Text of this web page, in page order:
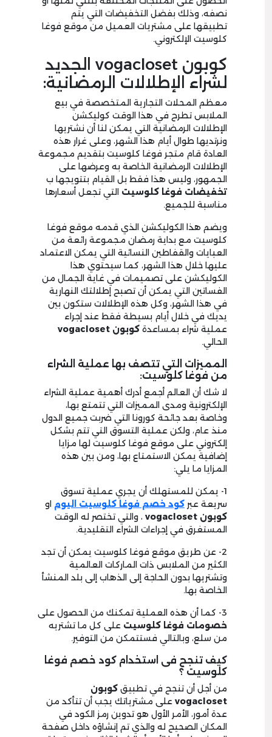
نصفه، وذلك بفضل التخفيضات التي يتم
تطبيقها على مشتريات العميل من موقع فوغا
كلوسيت الإلكتروني.
كوبون vogacloset الجديد
لشراء الإطلالات الرمضانية:
معظم المحلات التجارية المتخصصة في بيع
الملابس تطرح في هذا الوقت كوليكشن
الإطلالات الرمضانية التي يمكن لنا أن نشتريها
ونرتديها طوال أيام هذا الشهر، وعلى غرار هذه
العادة قام متجر فوغا كلوسيت بتقديم مجموعة
الإطلالات الرمضانية الخاصة به وعرضها على
الجمهور، وليس هذا فقط بل القيام بتتويجها ب
تخفيضات فوغا كلوسيت التي تجعل أسعارها
مناسبة للجميع.
ويضم هذا الكوليكشن الذي قدمه موقع فوغا
كلوسيت مع بداية رمضان مجموعة رائعة من
العبايات والقفاطين النسائية التي يمكن الاعتماد
عليها خلال هذا الشهر، كما سيحتوي هذا
الكوليكشن على تصميمات في غاية الجمال من
الفساتين التي يمكن أن تصبح إطلالتك النهارية
في هذا الشهر، وكل هذه الإطلالات ستكون بين
يديك في خلال أيام بسيطة فقط عند إجراء
عملية شراء بمساعدة كوبون vogacloset
الحالي.
المميزات التي تتصف بها عملية الشراء
من فوغا كلوسيت:
لا شك أن العالم أجمع أدرك أهمية عملية الشراء
الإلكترونية ومدى المميزات التي تتمتع بها،
وخاصة بعد جائحة كورونا التي ضربت جميع الدول
منذ عام، ولكن عملية التسوق التي تتم بشكل
إلكتروني على موقع فوغا كلوسيت لها مزايا
إضافية يمكن الاستمتاع بها، ومن بين هذه
المزايا ما يلي:
1- يمكن للمستهلك أن يجري عملية تسوق
سريعة عبر كود خصم فوغا كلوسيت اليوم او
كوبون vogacloset
، والتي تختصر له الوقت
المستغرق في إجراءات الشراء التقليدية.
2- عن طريق موقع فوغا كلوسيت يمكن أن تجد
الكثير من الملابس ذات الماركات العالمية
وتشتريها بدون الحاجة إلى الذهاب إلى بلد المنشأ
الخاصة بها.
3- كما أن هذه العملية تمكنك من الحصول على
خصومات فوغا كلوسيت على كل ما تشتريه
من سلع، وبالتالي فستتمكن من التوفير.
كيف تنجح فى استخدام كود خصم فوغا
كلوسيت ؟
من أجل أن تنجح في تطبيق كوبون
vogacloset على مشترياتك يجب أن تتأكد من
عدة أمور، الأمر الأول هو تدوين رمز الكود في
المكان الصحيح له والذي تم إنشاؤه داخل صفحة